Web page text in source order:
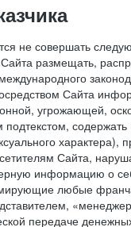
не совершать
размещать,
Сайта
угрожающей,
Сайта,
информацию о
любые
передаче